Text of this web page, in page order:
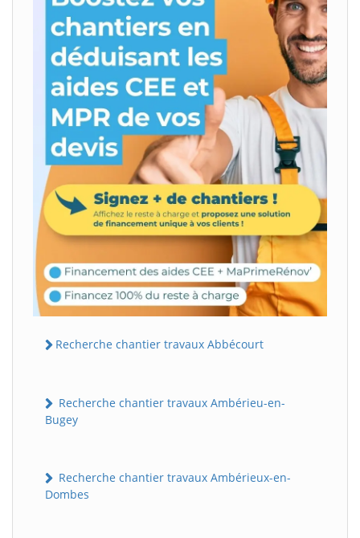
Recherche chantier travaux Abbécourt
Recherche chantier travaux Ambérieu-en-
Bugey
Recherche chantier travaux Ambérieux-en-
Dombes